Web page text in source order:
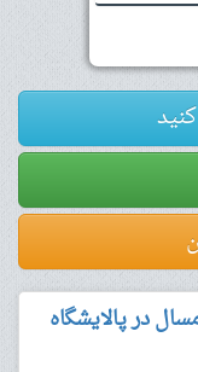
تا پایان امسال در پالایشگاه